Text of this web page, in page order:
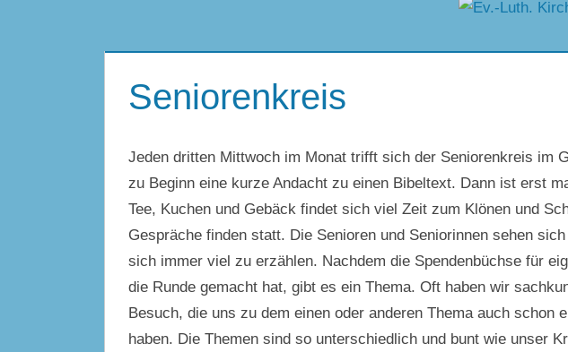
Seniorenkreis
Jeden dritten Mittwoch im Monat trifft sich der Seniorenkreis im
zu Beginn eine kurze Andacht zu einen Bibeltext. Dann ist erst
Tee, Kuchen und Gebäck findet sich viel Zeit zum Klönen und
Gespräche finden statt. Die Senioren und Seniorinnen sehen
sich immer viel zu erzählen. Nachdem die Spendenbüchse für
die Runde gemacht hat, gibt es ein Thema. Oft haben wir
Besuch, die uns zu dem einen oder anderen Thema auch schon
haben. Die Themen sind so unterschiedlich und bunt wie unser